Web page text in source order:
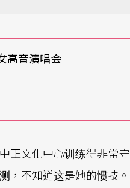
高音演唱会
正文化中心训练得非常
，不知道这是她的惯技